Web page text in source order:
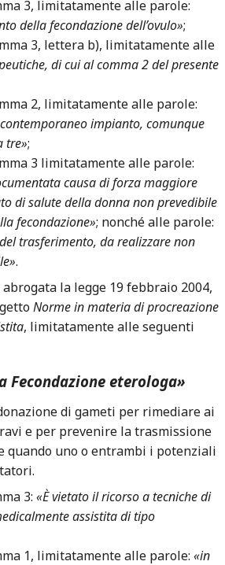
3, limitatamente alle parole:
della fecondazione dell’ovulo»;
3, lettera b), limitatamente alle
di cui al comma 2 del presente
2, limitatamente alle parole:
impianto, comunque
tre»;
3 limitatamente alle parole:
causa di forza maggiore
di salute della donna non prevedibile
fecondazione»; nonché alle parole:
trasferimento, da realizzare non
.
la legge 19 febbraio 2004,
Norme in materia di procreazione
, limitatamente alle seguenti
Fecondazione eterologa»
di gameti per rimediare ai
e per prevenire la trasmissione
quando uno o entrambi i potenziali
3: «È vietato il ricorso a tecniche di
assistita di tipo
1, limitatamente alle parole: «in